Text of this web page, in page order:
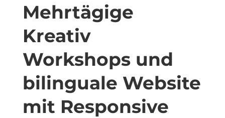
Mehrtägige
Kreativ
Workshops und
bilinguale Website
mit Responsive